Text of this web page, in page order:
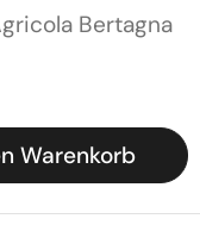
Bertagna
Warenkorb